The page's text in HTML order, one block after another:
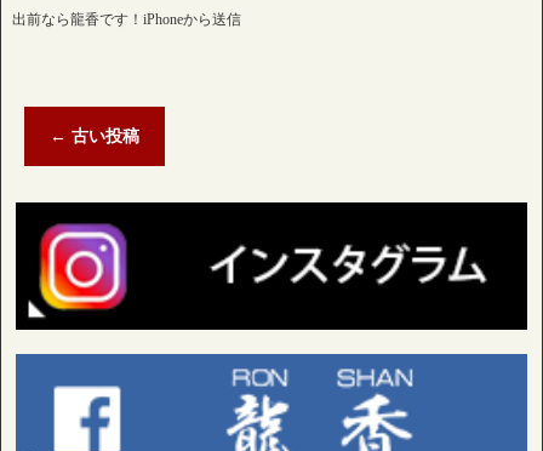
出前なら龍香です！iPhoneから送信
← 古い投稿